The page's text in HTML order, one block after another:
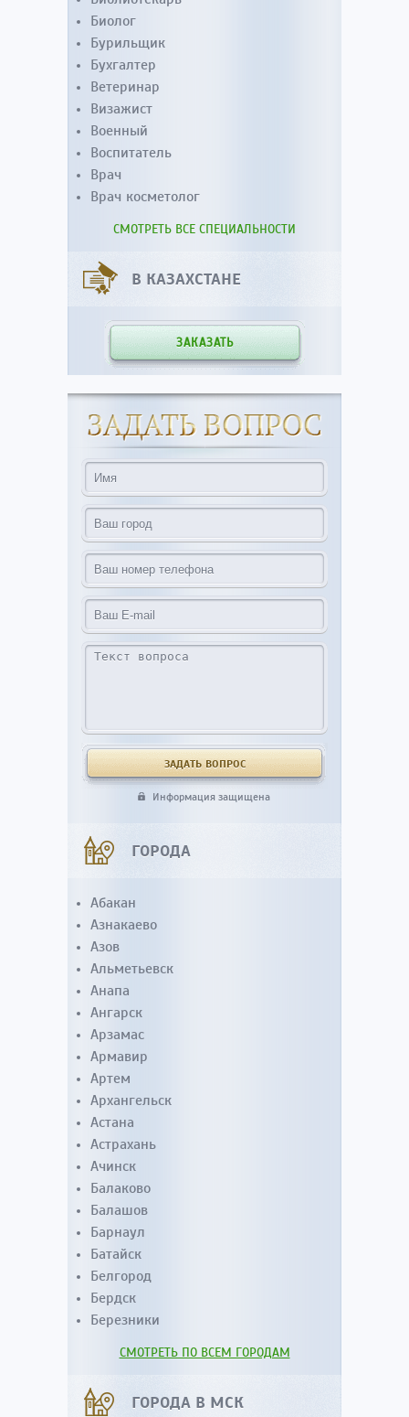
Биолог
Бурильщик
Бухгалтер
Ветеринар
Визажист
Военный
Воспитатель
Врач
Врач косметолог
СМОТРЕТЬ ВСЕ СПЕЦИАЛЬНОСТИ
В КАЗАХСТАНЕ
ЗАКАЗАТЬ
Информация защищена
ГОРОДА
Абакан
Азнакаево
Азов
Альметьевск
Анапа
Ангарск
Арзамас
Армавир
Артем
Архангельск
Астана
Астрахань
Ачинск
Балаково
Балашов
Барнаул
Батайск
Белгород
Бердск
Березники
СМОТРЕТЬ ПО ВСЕМ ГОРОДАМ
ГОРОДА В МСК